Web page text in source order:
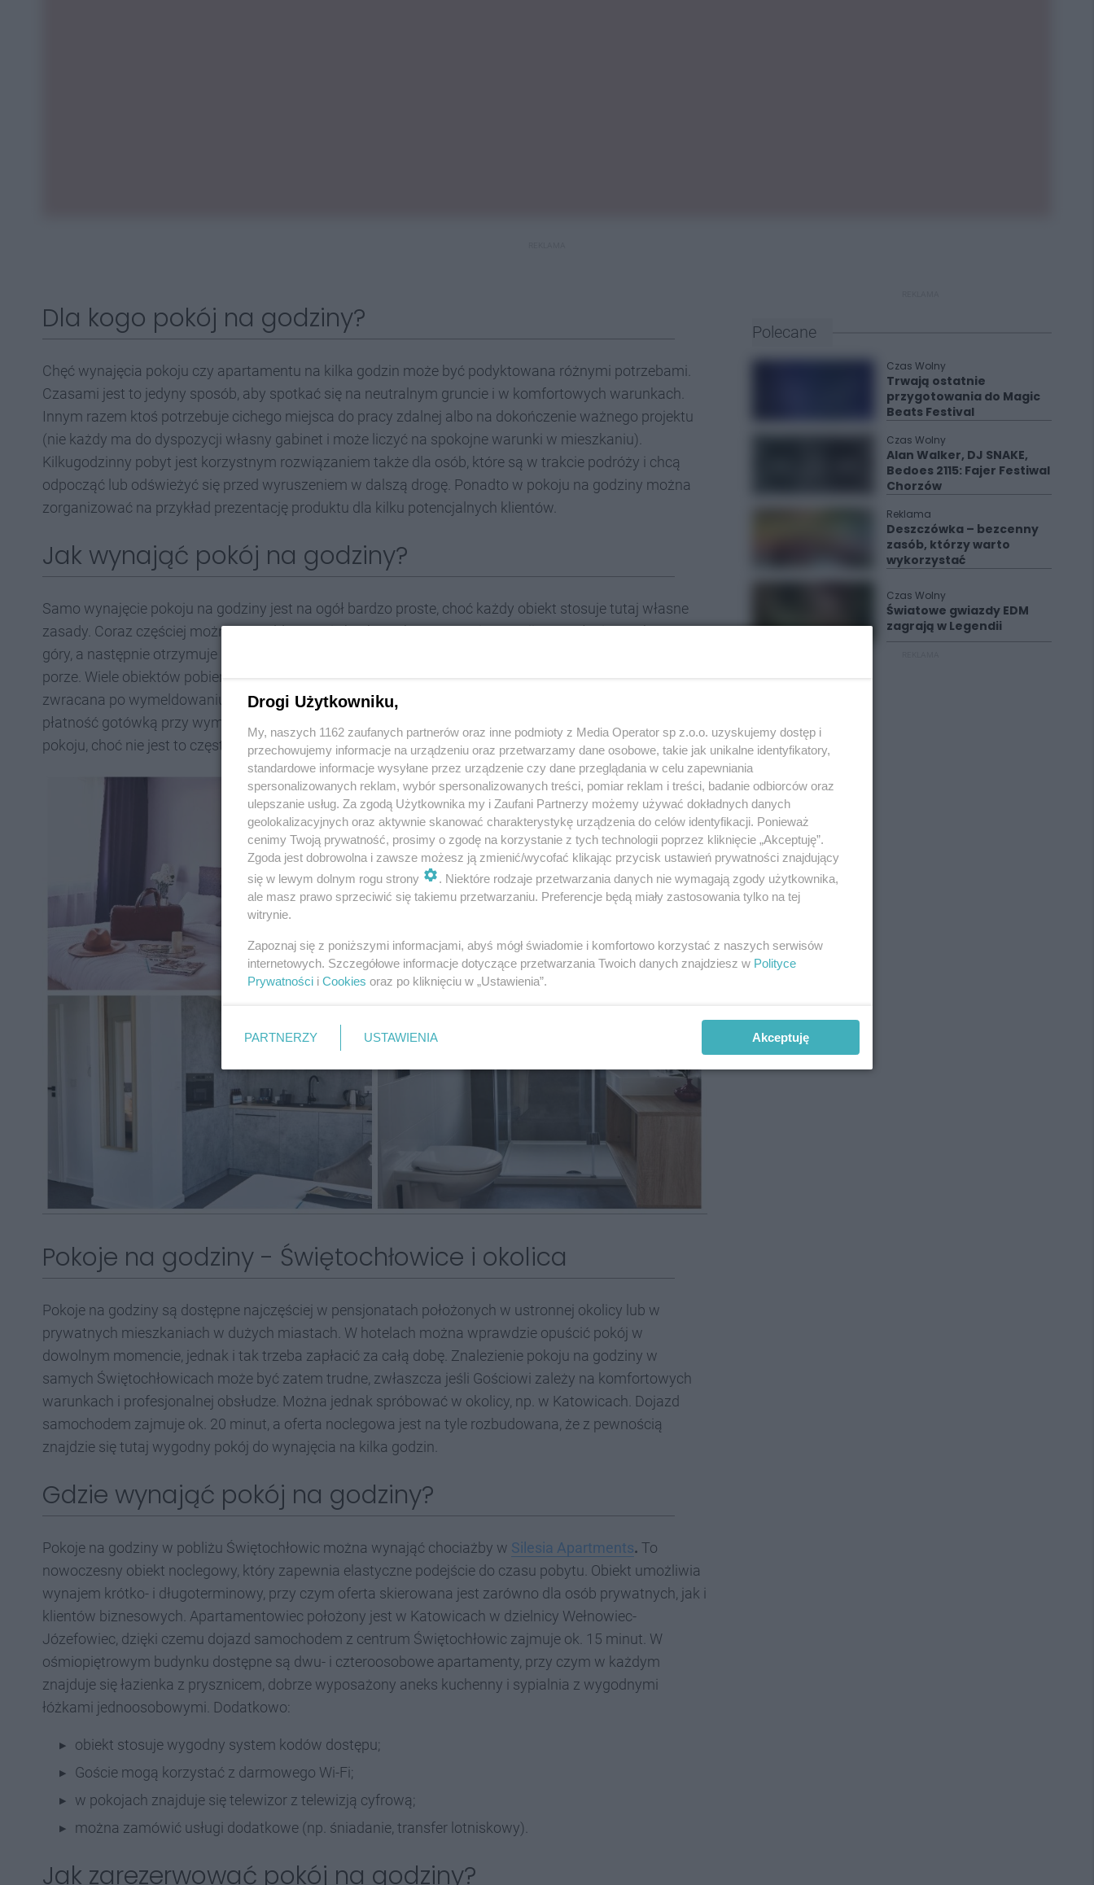
Dla kogo pokój na godziny?
Chęć wynajęcia pokoju czy apartamentu na kilka godzin może być podyktowana różnymi potrzebami.
Czasami jest to jedyny sposób, aby spotkać się na neutralnym gruncie i w komfortowych warunkach.
Innym razem ktoś potrzebuje cichego miejsca do pracy zdalnej albo na dokończenie ważnego projektu
(nie każdy ma do dyspozycji własny gabinet i może liczyć na spokojne warunki w mieszkaniu).
Kilkugodzinny pobyt jest korzystnym rozwiązaniem także dla osób, które są w trakcie podróży i chcą
odpocząć lub odświeżyć się przed wyruszeniem w dalszą drogę. Ponadto w pokoju na godziny można
zorganizować na przykład prezentację produktu dla kilku potencjalnych klientów.
Jak wynająć pokój na godziny?
Samo wynajęcie pokoju na godziny jest na ogół bardzo proste, choć każdy obiekt stosuje tutaj własne
zasady. Coraz częściej można zameldować się bezkontaktowo. W tej sytuacji Gość płaci za pobyt z
góry, a następnie otrzymuje kod dostępu, za pomocą którego może dostać się do pokoju o umówionej
porze. Wiele obiektów pobiera również kaucję na poczet ewentualnych strat materialnych, która jest
zwracana po wymeldowaniu (o ile pokój jest w nienaruszonym stanie). Niektóre obiekty zgadzają się na
płatność gotówką przy wymeldowaniu. W przypadku braku recepcji Gość może zostawić gotówkę w
pokoju, choć nie jest to często stosowana praktyka.
Pokoje na godziny - Świętochłowice i okolica
Pokoje na godziny są dostępne najczęściej w pensjonatach położonych w ustronnej okolicy lub w
prywatnych mieszkaniach w dużych miastach. W hotelach można wprawdzie opuścić pokój w
dowolnym momencie, jednak i tak trzeba zapłacić za całą dobę. Znalezienie pokoju na godziny w
samych Świętochłowicach może być zatem trudne, zwłaszcza jeśli Gościowi zależy na komfortowych
warunkach i profesjonalnej obsłudze. Można jednak spróbować w okolicy, np. w Katowicach. Dojazd
samochodem zajmuje ok. 20 minut, a oferta noclegowa jest na tyle rozbudowana, że z pewnością
znajdzie się tutaj wygodny pokój do wynajęcia na kilka godzin.
Gdzie wynająć pokój na godziny?
Pokoje na godziny w pobliżu Świętochłowic można wynająć chociażby w Silesia Apartments. To
nowoczesny obiekt noclegowy, który zapewnia elastyczne podejście do czasu pobytu. Obiekt umożliwia
wynajem krótko- i długoterminowy, przy czym oferta skierowana jest zarówno dla osób prywatnych, jak i
klientów biznesowych. Apartamentowiec położony jest w Katowicach w dzielnicy Wełnowiec-
Józefowiec, dzięki czemu dojazd samochodem z centrum Świętochłowic zajmuje ok. 15 minut. W
ośmiopiętrowym budynku dostępne są dwu- i czteroosobowe apartamenty, przy czym w każdym
znajduje się łazienka z prysznicem, dobrze wyposażony aneks kuchenny i sypialnia z wygodnymi
łóżkami jednoosobowymi. Dodatkowo:
obiekt stosuje wygodny system kodów dostępu;
Goście mogą korzystać z darmowego Wi-Fi;
w pokojach znajduje się telewizor z telewizją cyfrową;
można zamówić usługi dodatkowe (np. śniadanie, transfer lotniskowy).
Jak zarezerwować pokój na godziny?
Polecane
Czas Wolny
Trwają ostatnie
przygotowania do Magic
Beats Festival
Czas Wolny
Alan Walker, DJ SNAKE,
Bedoes 2115: Fajer Festiwal
Chorzów
Reklama
Deszczówka – bezcenny
zasób, którzy warto
wykorzystać
Czas Wolny
Światowe gwiazdy EDM
zagrają w Legendii
Drogi Użytkowniku,
My, naszych 1162 zaufanych partnerów oraz inne podmioty z Media Operator sp z.o.o. uzyskujemy dostęp i
przechowujemy informacje na urządzeniu oraz przetwarzamy dane osobowe, takie jak unikalne identyfikatory,
standardowe informacje wysyłane przez urządzenie czy dane przeglądania w celu zapewniania
spersonalizowanych reklam, wybór spersonalizowanych treści, pomiar reklam i treści, badanie odbiorców oraz
ulepszanie usług. Za zgodą Użytkownika my i Zaufani Partnerzy możemy używać dokładnych danych
geolokalizacyjnych oraz aktywnie skanować charakterystykę urządzenia do celów identyfikacji. Ponieważ
cenimy Twoją prywatność, prosimy o zgodę na korzystanie z tych technologii poprzez kliknięcie „Akceptuję”.
Zgoda jest dobrowolna i zawsze możesz ją zmienić/wycofać klikając przycisk ustawień prywatności znajdujący
się w lewym dolnym rogu strony
. Niektóre rodzaje przetwarzania danych nie wymagają zgody użytkownika,
ale masz prawo sprzeciwić się takiemu przetwarzaniu. Preferencje będą miały zastosowania tylko na tej
witrynie.
Zapoznaj się z poniższymi informacjami, abyś mógł świadomie i komfortowo korzystać z naszych serwisów
internetowych. Szczegółowe informacje dotyczące przetwarzania Twoich danych znajdziesz w Polityce
Prywatności i Cookies oraz po kliknięciu w „Ustawienia”.
PARTNERZY USTAWIENIA Akceptuję